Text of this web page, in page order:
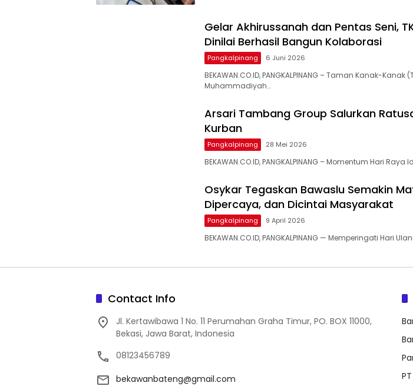
‎Gelar Akhirussanah dan Pentas Seni,
Dinilai Berhasil Bangun Kolaborasi ‎
Pangkalpinang 6 Juni 2026
BEKAWAN.CO.ID, PANGKALPINANG – Taman Kanak-Kanak
Muhammadiyah…
‎Arsari Tambang Group Salurkan
Kurban
Pangkalpinang 28 Mei 2026
‎BEKAWAN.CO.ID, PANGKALPINANG – Momentum Hari Raya
Osykar Tegaskan Bawaslu Semakin
Dipercaya, dan Dicintai Masyarakat
Pangkalpinang 9 April 2026
BEKAWAN.CO.ID, PANGKALPINANG — Memperingati Hari
Contact Info
Jl. Kertawibawa 1 No. 11 Perumahan Graha Timur, PO. BOX 11000,
Bekasi, Jawa Barat, Indonesia
08123456789
bekawanbateng@gmail.com